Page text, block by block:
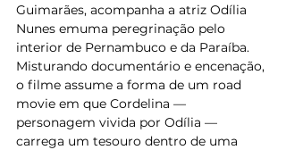
Guimarães, acompanha a atriz Odília
Nunes emuma peregrinação pelo
interior de Pernambuco e da Paraíba.
Misturando documentário e encenação,
o filme assume a forma de um road
movie em que Cordelina —
personagem vivida por Odília —
carrega um tesouro dentro de uma